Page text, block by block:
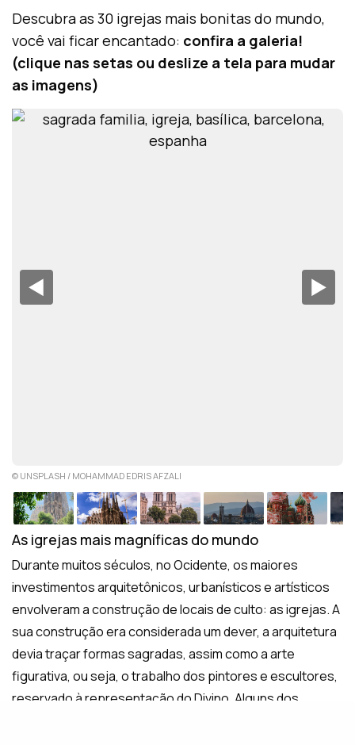
Descubra as 30 igrejas mais bonitas do mundo,
você vai ficar encantado: confira a galeria!
(clique nas setas ou deslize a tela para mudar
as imagens)
◀︎ ▶︎
© UNSPLASH / MOHAMMAD EDRIS AFZALI
As igrejas mais magníficas do mundo
Durante muitos séculos, no Ocidente, os maiores
investimentos arquitetônicos, urbanísticos e artísticos
envolveram a construção de locais de culto: as igrejas. A
sua construção era considerada um dever, a arquitetura
devia traçar formas sagradas, assim como a arte
figurativa, ou seja, o trabalho dos pintores e escultores,
reservado à representação do Divino. Alguns dos